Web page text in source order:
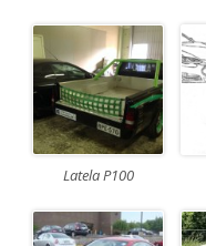
Latela P100